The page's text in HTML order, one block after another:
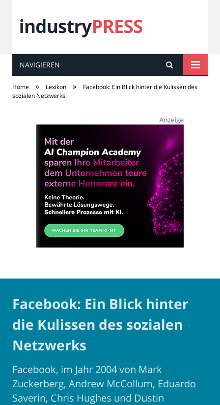
industryPRESS
NAVIGIEREN
Home » Lexikon »
Facebook: Ein Blick hinter die Kulissen des
sozialen Netzwerks
Facebook: Ein Blick hinter
die Kulissen des sozialen
Netzwerks
Facebook, im Jahr 2004 von Mark
Zuckerberg, Andrew McCollum, Eduardo
Saverin, Chris Hughes und Dustin